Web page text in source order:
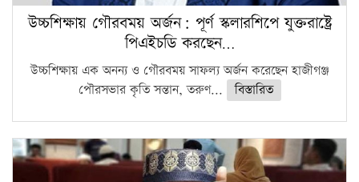
উচ্চশিক্ষায় গৌরবময় অর্জন: পূর্ণ স্কলারশিপে যুক্তরাষ্ট্রে
পিএইচডি করছেন…
উচ্চশিক্ষায় এক অনন্য ও গৌরবময় সাফল্য অর্জন করেছেন হাজীগঞ্জ
পৌরসভার কৃতি সন্তান, তরুণ...
বিস্তারিত